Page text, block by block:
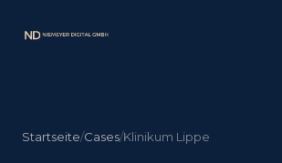
Startseite/Cases/Klinikum Lippe